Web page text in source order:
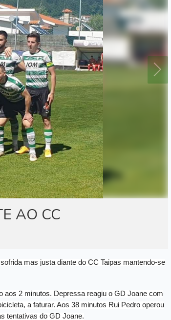
O POVO FAMALICENSE
AUTÁRQUICAS 2021
DA MULHER
AO CC
mas justa diante do CC Taipas mantendo-se
aos 2️ minutos. Depressa reagiu o GD Joane com
a faturar. Aos 3️8 minutos Rui Pedro operou
tentativas do GD Joane.